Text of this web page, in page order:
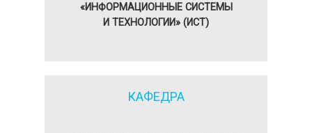
«ИНФОРМАЦИОННЫЕ СИСТЕМЫ
И ТЕХНОЛОГИИ» (ИСТ)
КАФЕДРА